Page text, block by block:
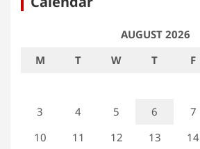
AUGUST 2026
M
T W T F
3
4 5 6 7
10
11 12 13 14